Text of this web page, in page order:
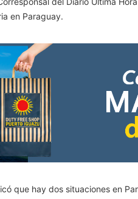
en Paraguay.
que hay dos situaciones en